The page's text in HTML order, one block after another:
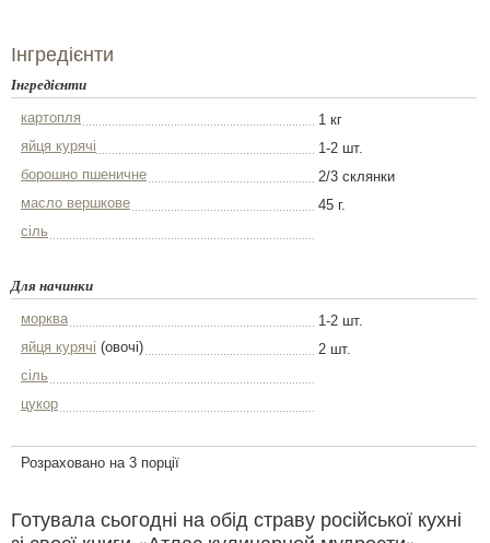
Інгредієнти
Інгредієнти
картопля
1 кг
яйця курячі
1-2 шт.
борошно пшеничне
2/3 склянки
масло вершкове
45 г.
сіль
Для начинки
морква
1-2 шт.
яйця курячі (овочі)
2 шт.
сіль
цукор
Розраховано на 3 порції
Готувала сьогодні на обід страву російської кухні